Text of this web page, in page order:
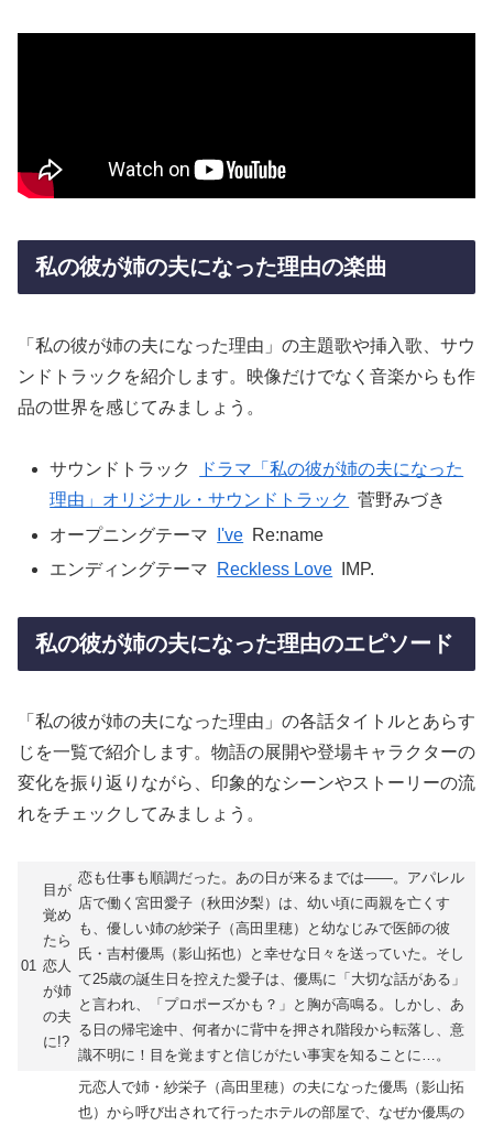
私の彼が姉の夫になった理由の楽曲
「私の彼が姉の夫になった理由」の主題歌や挿入歌、サウ
ンドトラックを紹介します。映像だけでなく音楽からも作
品の世界を感じてみましょう。
サウンドトラック
ドラマ「私の彼が姉の夫になった
理由」オリジナル・サウンドトラック 菅野みづき
オープニングテーマ
I've Re:name
エンディングテーマ
Reckless Love IMP.
私の彼が姉の夫になった理由のエピソード
「私の彼が姉の夫になった理由」の各話タイトルとあらす
じを一覧で紹介します。物語の展開や登場キャラクターの
変化を振り返りながら、印象的なシーンやストーリーの流
れをチェックしてみましょう。
01
目が
覚め
たら
恋人
が姉
の夫
に!?
恋も仕事も順調だった。あの日が来るまでは――。アパレル
店で働く宮田愛子（秋田汐梨）は、幼い頃に両親を亡くす
も、優しい姉の紗栄子（高田里穂）と幼なじみで医師の彼
氏・吉村優馬（影山拓也）と幸せな日々を送っていた。そし
て25歳の誕生日を控えた愛子は、優馬に「大切な話がある」
と言われ、「プロポーズかも？」と胸が高鳴る。しかし、あ
る日の帰宅途中、何者かに背中を押され階段から転落し、意
識不明に！目を覚ますと信じがたい事実を知ることに…。
元恋人で姉・紗栄子（高田里穂）の夫になった優馬（影山拓
也）から呼び出されて行ったホテルの部屋で、なぜか優馬の